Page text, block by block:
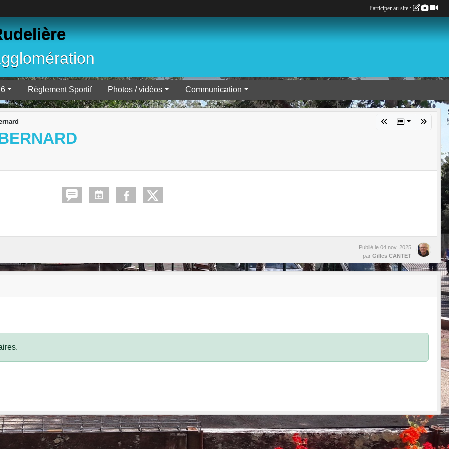
Règlement Sportif Photos / vidéos Communication
Publié le 04 nov. 2025
par Gilles CANTET
Participer au site :